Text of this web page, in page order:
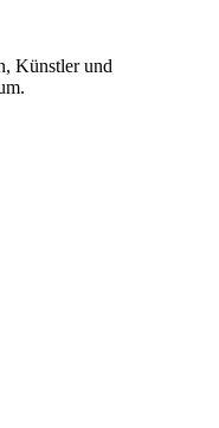
Künstler und